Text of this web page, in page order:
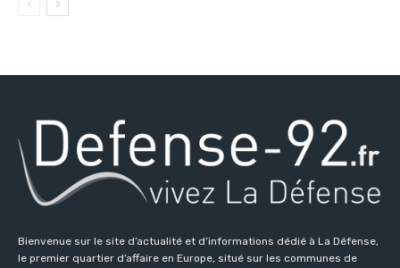
Bienvenue sur le site d’actualité et d’informations dédié à La Défense,
le premier quartier d’affaire en Europe, situé sur les communes de